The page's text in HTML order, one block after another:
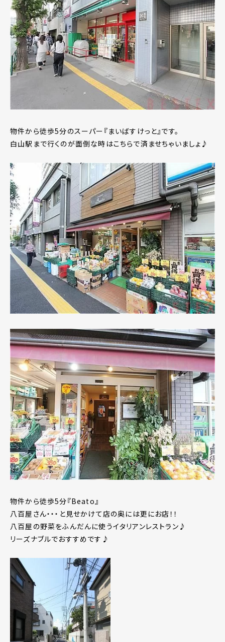
物件から徒歩5分のスーパー『まいばすけっと』です。
白山駅まで行くのが面倒な時はこちらで済ませちゃいましょ♪
物件から徒歩5分『Beato』
八百屋さん・・・と見せかけて店の奥には更にお店！！
八百屋の野菜をふんだんに使うイタリアンレストラン♪
リーズナブルでおすすめです♪